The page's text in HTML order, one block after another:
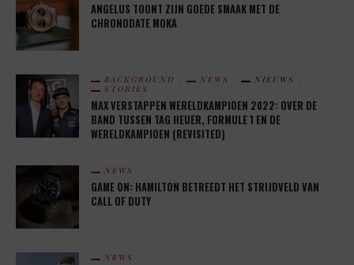
ANGELUS TOONT ZIJN GOEDE SMAAK MET DE
CHRONODATE MOKA
BACKGROUND NEWS
NIEUWS
STORIES
MAX VERSTAPPEN WERELDKAMPIOEN 2022: OVER DE
BAND TUSSEN TAG HEUER, FORMULE 1 EN DE
WERELDKAMPIOEN (REVISITED)
NEWS
GAME ON: HAMILTON BETREEDT HET STRIJDVELD VAN
CALL OF DUTY
NEWS